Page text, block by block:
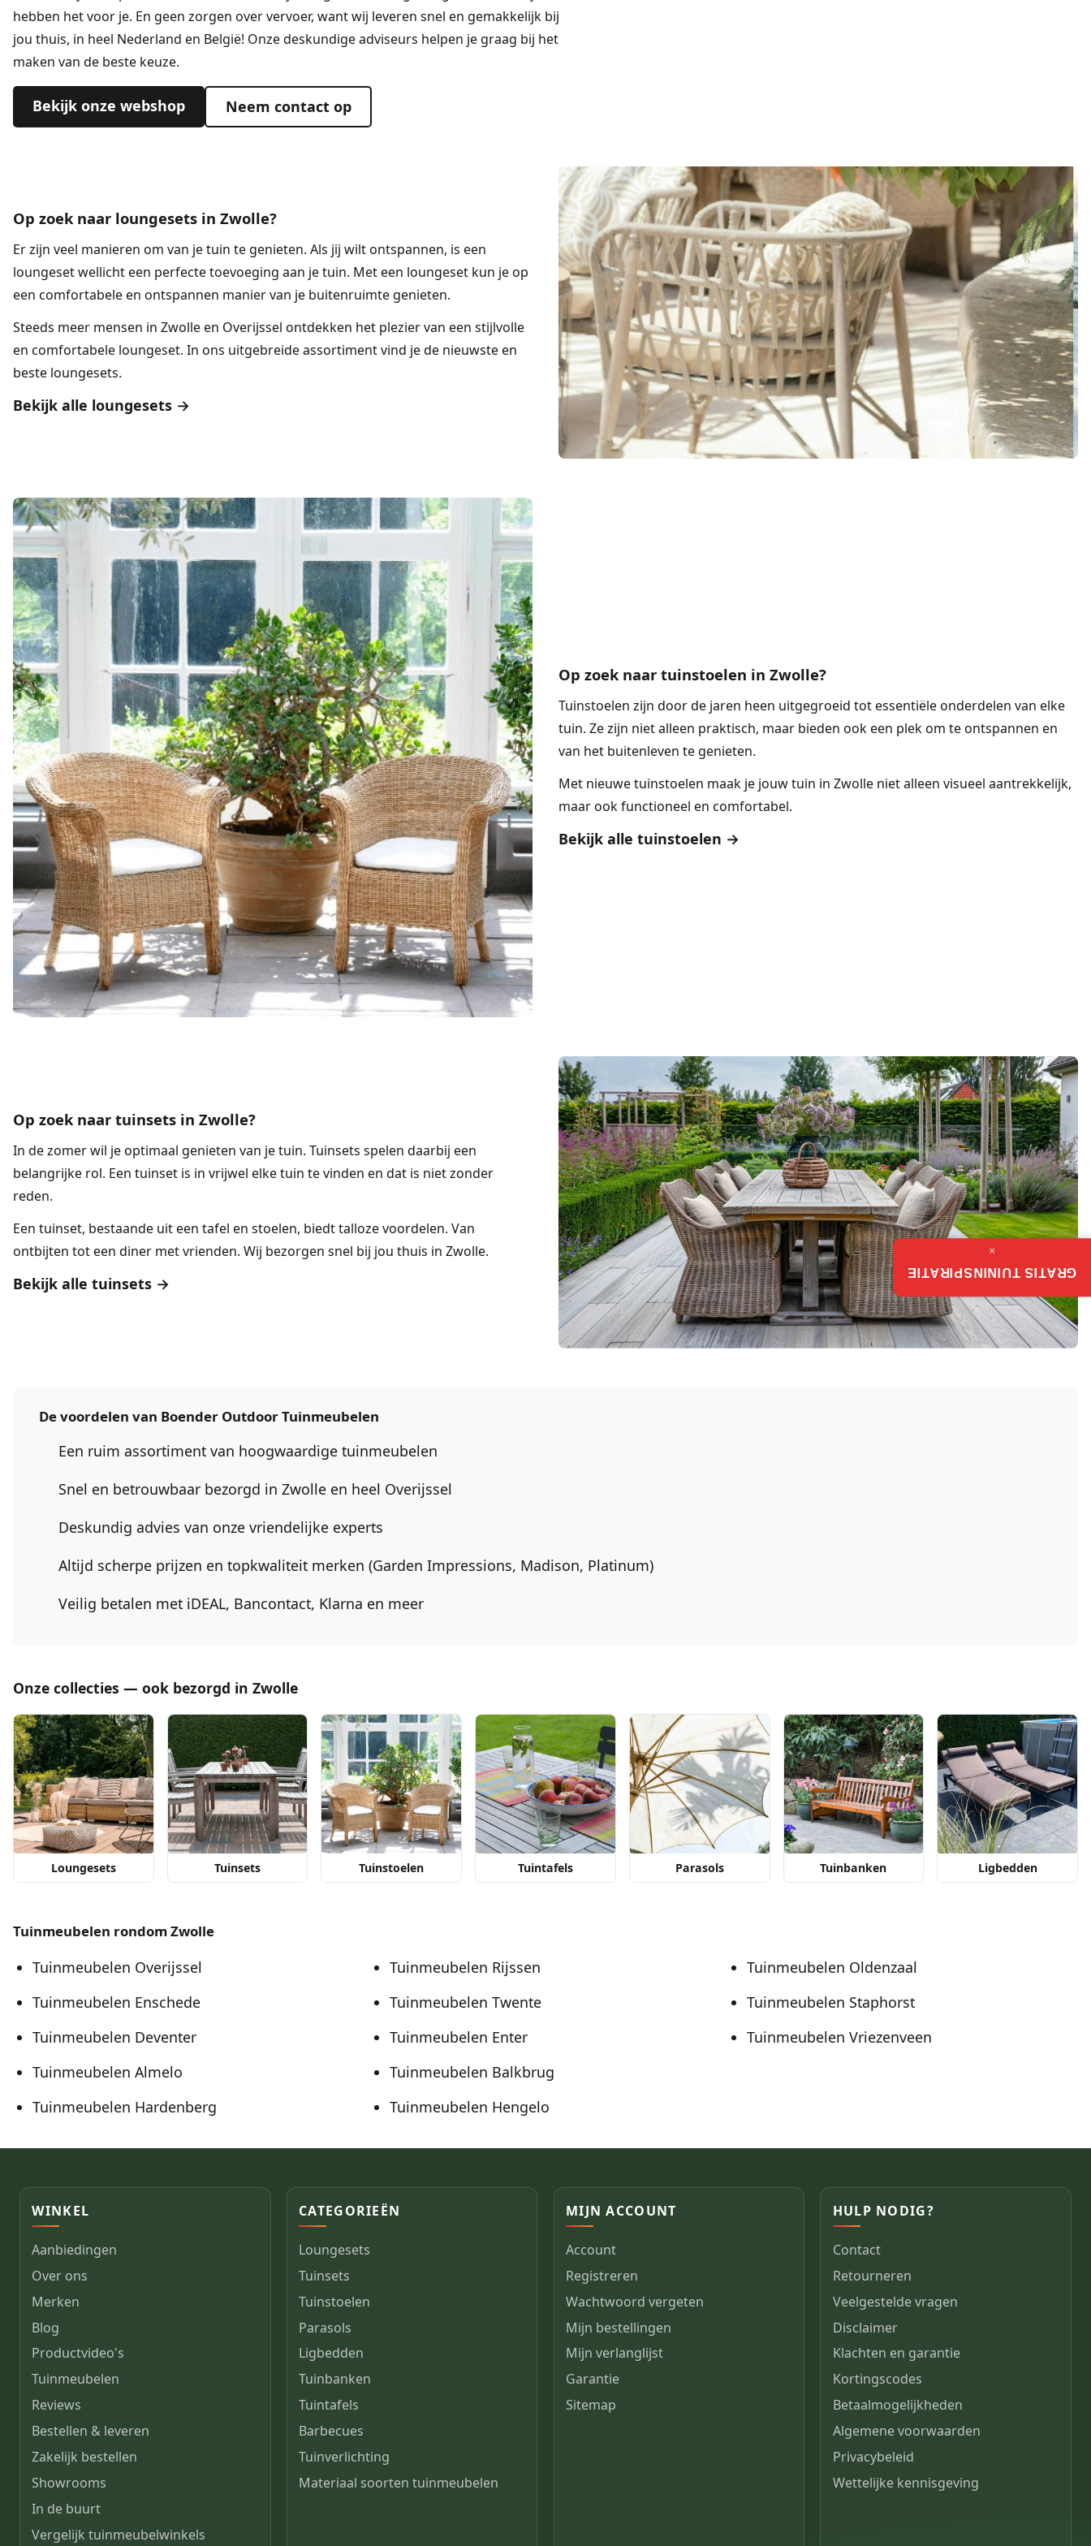
hebben het voor je. En geen zorgen over vervoer, want wij leveren snel en gemakkelijk bij
jou thuis, in heel Nederland en België! Onze deskundige adviseurs helpen je graag bij het
maken van de beste keuze.
Bekijk onze webshop Neem contact op
Op zoek naar loungesets in Zwolle?
Er zijn veel manieren om van je tuin te genieten. Als jij wilt ontspannen, is een
loungesetwellicht een perfecte toevoeging aan je tuin. Met een loungeset kun je op
een comfortabele en ontspannen manier van je buitenruimte genieten.
Steeds meer mensen in Zwolle en Overijssel ontdekken het plezier van een stijlvolle
en comfortabele loungeset. In ons uitgebreide assortiment vind je de nieuwste en
beste loungesets.
Bekijk alle loungesets →
Op zoek naar tuinstoelen in Zwolle?
Tuinstoelen zijn door de jaren heen uitgegroeid tot essentiële onderdelen van elke
tuin. Ze zijn niet alleen praktisch, maar bieden ook een plek om te ontspannen en
van het buitenleven te genieten.
Met nieuwe tuinstoelen maak je jouw tuin in Zwolle niet alleen visueel aantrekkelijk,
maar ook functioneel en comfortabel.
Bekijk alle tuinstoelen →
Op zoek naar tuinsets in Zwolle?
In de zomer wil je optimaal genieten van je tuin. Tuinsets spelen daarbij een
belangrijke rol. Een tuinset is in vrijwel elke tuin te vinden en dat is niet zonder
reden.
Een tuinset, bestaande uit een tafel en stoelen, biedt talloze voordelen. Van
ontbijten tot een diner met vrienden. Wij bezorgen snel bij jou thuis in Zwolle.
Bekijk alle tuinsets →
De voordelen van Boender Outdoor Tuinmeubelen
Een ruim assortiment van hoogwaardige tuinmeubelen
Snel en betrouwbaar bezorgd in Zwolle en heel Overijssel
Deskundig advies van onze vriendelijke experts
Altijd scherpe prijzen en topkwaliteit merken (Garden Impressions, Madison, Platinum)
Veilig betalen met iDEAL, Bancontact, Klarna en meer
Onze collecties — ook bezorgd in Zwolle
Loungesets Tuinsets Tuinstoelen Tuintafels Parasols Tuinbanken Ligbedden
Tuinmeubelen rondom Zwolle
Tuinmeubelen Overijssel
Tuinmeubelen Enschede
Tuinmeubelen Deventer
Tuinmeubelen Almelo
Tuinmeubelen Hardenberg
Tuinmeubelen Rijssen
Tuinmeubelen Twente
Tuinmeubelen Enter
Tuinmeubelen Balkbrug
Tuinmeubelen Hengelo
Tuinmeubelen Oldenzaal
Tuinmeubelen Staphorst
Tuinmeubelen Vriezenveen
WINKEL
Aanbiedingen
Over ons
Merken
Blog
Productvideo's
Tuinmeubelen
Reviews
Bestellen & leveren
Zakelijk bestellen
Showrooms
In de buurt
Vergelijk tuinmeubelwinkels
CATEGORIEËN
Loungesets
Tuinsets
Tuinstoelen
Parasols
Ligbedden
Tuinbanken
Tuintafels
Barbecues
Tuinverlichting
Materiaal soorten tuinmeubelen
MIJN ACCOUNT
Account
Registreren
Wachtwoord vergeten
Mijn bestellingen
Mijn verlanglijst
Garantie
Sitemap
HULP NODIG?
Contact
Retourneren
Veelgestelde vragen
Disclaimer
Klachten en garantie
Kortingscodes
Betaalmogelijkheden
Algemene voorwaarden
Privacybeleid
Wettelijke kennisgeving
GRATIS TUININSPIRATIE
×